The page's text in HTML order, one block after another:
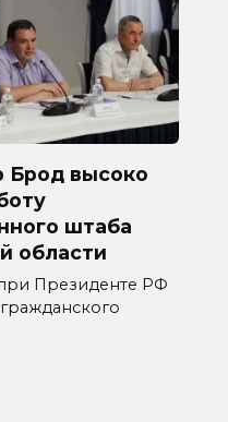
Брод высоко
штаба
области
Президенте РФ